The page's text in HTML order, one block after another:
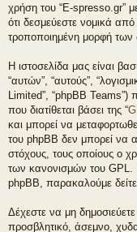
χρήση του “E-spresso.gr”
ότι δεσμεύεστε νομικά
τροποποιημένη μορφή των
Η ιστοσελίδα μας είναι
“αυτών”, “αυτούς”,
Limited”, “phpBB Teams”)
που διατίθεται βάσει της “
και μπορεί να
του phpBB δεν μπορεί να
στόχους, τους οποίους ο
των κανονισμών του GPL.
phpBB, παρακαλούμε
Δέχεστε να μη
προσβλητικό, άσεμνο,